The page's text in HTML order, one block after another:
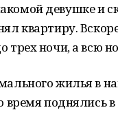
девушке и
квартиру.
трех ночи, а всю
жилья в
время поднялись